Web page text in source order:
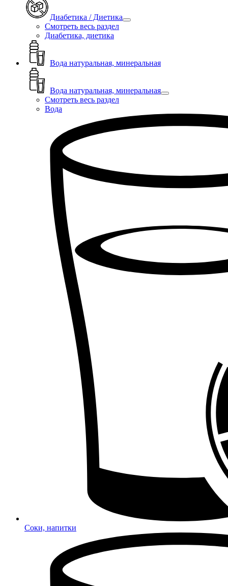
Диабетика / Диетика
Смотреть весь раздел
Диабетика, диетика
Вода натуральная, минеральная
Вода натуральная, минеральная
Смотреть весь раздел
Вода
Соки, напитки